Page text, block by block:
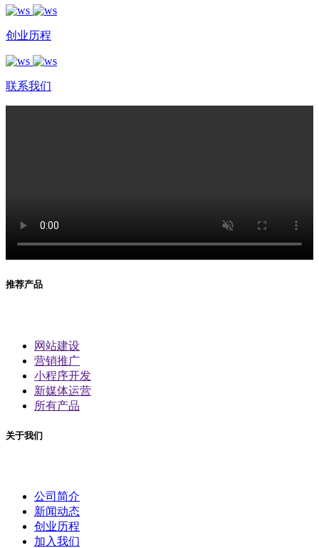
创业历程
联系我们
推荐产品
网站建设
营销推广
小程序开发
新媒体运营
所有产品
关于我们
公司简介
新闻动态
创业历程
加入我们